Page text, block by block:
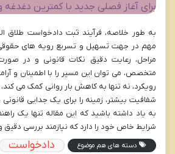
برای آغاز فصلی جدید با کمترین
به طور خلاصه، فرآیند ثبت دادخواست طلاق
مهم در جهت تسهیل و تسریع رویه های
مراحل، رعایت دقیق نکات قانونی و در
متخصص، می توان این مسیر را با اطمینان و
رویکرد، نه تنها به کاهش بار روانی کمک می
شفافیت بیشتر، زمینه را برای یک جدایی قانونی
به یاد داشته باشید که این مقاله تنها یک
شرایط خاص خود را دارد که نیازمند بررسی
دسته های هم موضوع دادخواست